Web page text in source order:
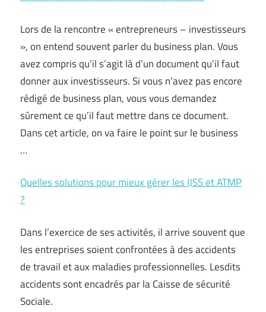
Lors de la rencontre « entrepreneurs – investisseurs
», on entend souvent parler du business plan. Vous
avez compris qu’il s’agit là d’un document qu’il faut
donner aux investisseurs. Si vous n’avez pas encore
rédigé de business plan, vous vous demandez
sûrement ce qu’il faut mettre dans ce document.
Dans cet article, on va faire le point sur le business
…
Quelles solutions pour mieux gérer les IJSS et ATMP
?
Dans l’exercice de ses activités, il arrive souvent que
les entreprises soient confrontées à des accidents
de travail et aux maladies professionnelles. Lesdits
accidents sont encadrés par la Caisse de sécurité
Sociale.